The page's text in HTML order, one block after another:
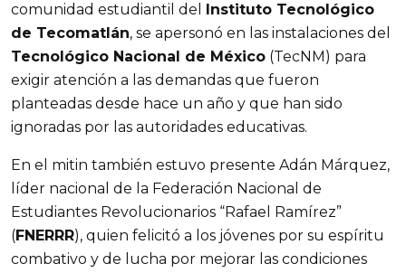
comunidad estudiantil del
Instituto Tecnológico
de Tecomatlán, se apersonó en las instalaciones del
Tecnológico Nacional de México (TecNM) para
exigir atención a las demandas que fueron
planteadas desde hace un año y que han sido
ignoradas por las autoridades educativas.
En el mitin también estuvo presente Adán Márquez,
líder nacional de la Federación Nacional de
Estudiantes Revolucionarios “Rafael Ramírez”
(FNERRR), quien felicitó a los jóvenes por su espíritu
combativo y de lucha por mejorar las condiciones